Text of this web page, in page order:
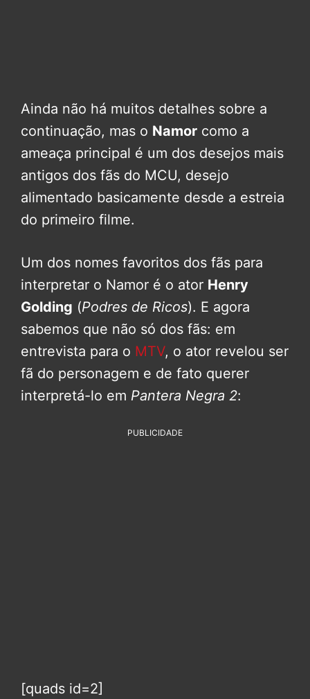
Ainda não há muitos detalhes sobre a
continuação, mas o Namor como a
ameaça principal é um dos desejos mais
antigos dos fãs do MCU, desejo
alimentado basicamente desde a estreia
do primeiro filme.
Um dos nomes favoritos dos fãs para
interpretar o Namor é o ator Henry
Golding (Podres de Ricos). E agora
sabemos que não só dos fãs: em
entrevista para o MTV, o ator revelou ser
fã do personagem e de fato querer
interpretá-lo em Pantera Negra 2:
PUBLICIDADE
[quads id=2]